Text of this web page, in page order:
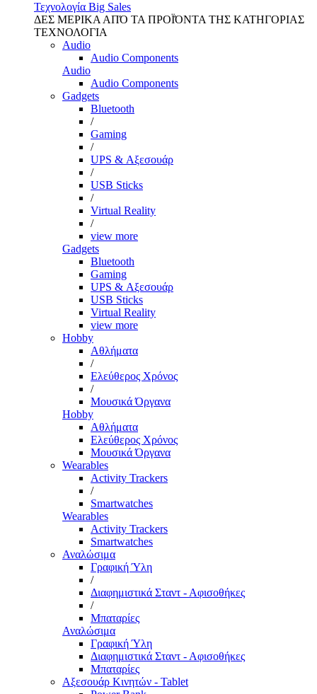
Τεχνολογία Big Sales
ΔΕΣ ΜΕΡΙΚΑ ΑΠΌ ΤΑ ΠΡΟΪΌΝΤΑ ΤΗΣ ΚΑΤΗΓΟΡΙΑΣ
ΤΕΧΝΟΛΟΓΙΑ
Audio
Audio Components
Audio
Audio Components
Gadgets
Bluetooth
/
Gaming
/
UPS & Αξεσουάρ
/
USB Sticks
/
Virtual Reality
/
view more
Gadgets
Bluetooth
Gaming
UPS & Αξεσουάρ
USB Sticks
Virtual Reality
view more
Hobby
Αθλήματα
/
Ελεύθερος Χρόνος
/
Μουσικά Όργανα
Hobby
Αθλήματα
Ελεύθερος Χρόνος
Μουσικά Όργανα
Wearables
Activity Trackers
/
Smartwatches
Wearables
Activity Trackers
Smartwatches
Αναλώσιμα
Γραφική Ύλη
/
Διαφημιστικά Σταντ - Αφισοθήκες
/
Μπαταρίες
Αναλώσιμα
Γραφική Ύλη
Διαφημιστικά Σταντ - Αφισοθήκες
Μπαταρίες
Αξεσουάρ Κινητών - Tablet